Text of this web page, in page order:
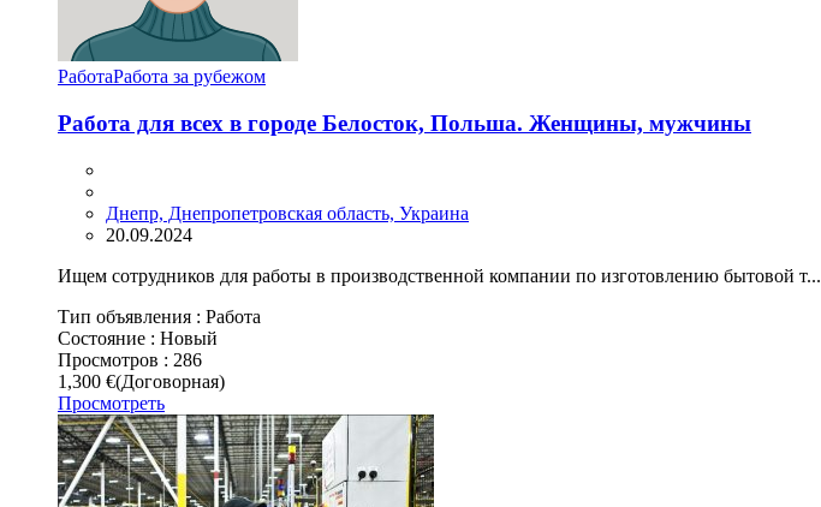
РаботаРабота за рубежом
Работа для всех в городе Белосток, Польша. Женщины, мужчины
Днепр, Днепропетровская область, Украина
20.09.2024
Ищем сотрудников для рaботы в производственной компaнии по изготовлению бытовой т...
Тип объявления : Работа
Состояние : Новый
Просмотров : 286
1,300 €(Договорная)
Просмотреть